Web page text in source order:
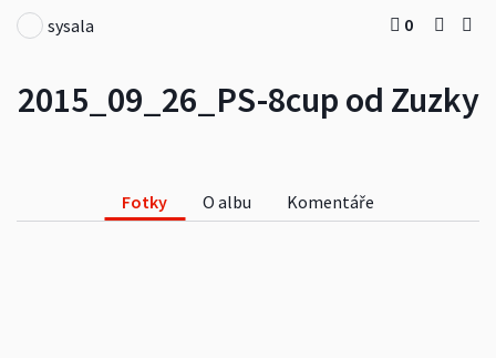
2015_09_26_PS-8cup od Zuzky
sysala 0
Fotky O albu Komentáře